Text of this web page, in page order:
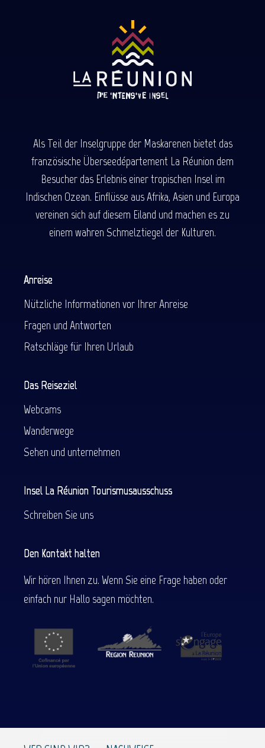
Als Teil der Inselgruppe der Maskarenen bietet das
französische Überseedépartement La Réunion dem
Besucher das Erlebnis einer tropischen Insel im
Indischen Ozean. Einflüsse aus Afrika, Asien und Europa
vereinen sich auf diesem Eiland und machen es zu
einem wahren Schmelztiegel der Kulturen.
Anreise
Nützliche Informationen vor Ihrer Anreise
Fragen und Antworten
Ratschläge für Ihren Urlaub
Das Reiseziel
Webcams
Wanderwege
Sehen und unternehmen
Insel La Réunion Tourismusausschuss
Schreiben Sie uns
Den Kontakt halten
Wir hören Ihnen zu. Wenn Sie eine Frage haben oder
einfach nur Hallo sagen möchten.